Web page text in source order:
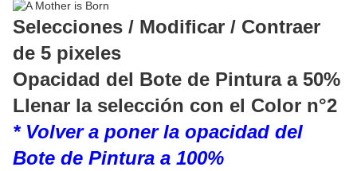
Selecciones / Modificar / Contraer
de 5 pixeles
Opacidad del Bote de Pintura a 50%
Llenar la selección con el Color n°2
* Volver a poner la opacidad del
Bote de Pintura a 100%